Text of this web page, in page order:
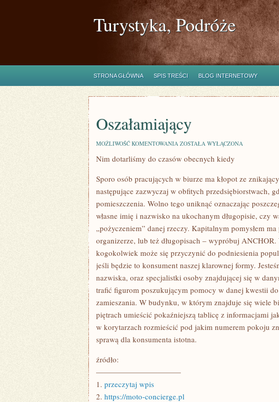
Turystyka, Podróże
STRONA GŁÓWNA SPIS TREŚCI BLOG INTERNETOWY
Oszałamiający
MOŻLIWOŚĆ KOMENTOWANIA OSZAŁAMIAJĄCY
ZOSTAŁA WYŁĄCZONA
Nim dotarliśmy do czasów obecnych kiedy
Sporo osób pracujących w biurze ma kłopot ze
następujące zazwyczaj w obfitych przedsiębiorstwach,
pomieszczenia. Wolno tego uniknąć oznaczając
własne imię i nazwisko na ukochanym długopisie, czy
„pożyczeniem” danej rzeczy. Kapitalnym pomysłem
organizerze, lub też długopisach – wypróbuj
kogokolwiek może się przyczynić do podniesienia
jeśli będzie to konsument naszej klarownej formy.
nazwiska, oraz specjalistki osoby znajdującej się w
trafić figurom poszukującym pomocy w danej kwestii
zamieszania. W budynku, w którym znajduje się wiele
piętrach umieścić pokaźniejszą tablicę z informacjami
w korytarzach rozmieścić pod jakim numerem pokoju
sprawą dla konsumenta istotna.
źródło:
———————————
1. przeczytaj wpis
2. https://moto-concierge.pl